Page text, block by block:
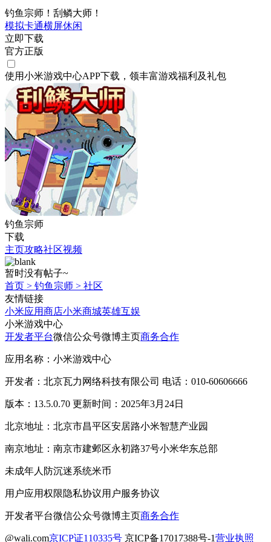
钓鱼宗师！刮鳞大师！
模拟卡通横屏休闲
立即下载
官方正版
使用小米游戏中心APP下载 ，领丰富游戏福利 及礼包
钓鱼宗师
下载
主页攻略社区视频
暂时没有帖子~
首页 > 钓鱼宗师 > 社区
友情链接
小米应用商店小米商城英雄互娱
小米游戏中心
开发者平台微信公众号微博主页商务合作
应用名称：小米游戏中心
开发者：北京瓦力网络科技有限公司 电话：010-60606666
版本：13.5.0.70 更新时间：2025年3月24日
北京地址：北京市昌平区安居路小米智慧产业园
南京地址：南京市建邺区永初路37号小米华东总部
未成年人防沉迷系统米币
用户应用权限隐私协议用户服务协议
开发者平台微信公众号微博主页商务合作
@wali.com京ICP证110335号 京ICP备17017388号-1营业执照